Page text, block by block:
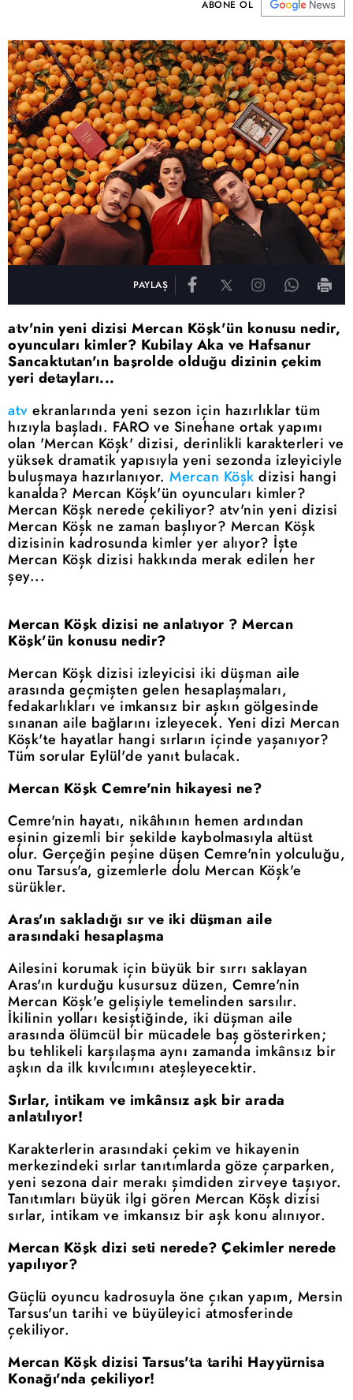
ABONE OL
PAYLAŞ
atv'nin yeni dizisi Mercan Köşk'ün konusu nedir,
oyuncuları kimler? Kubilay Aka ve Hafsanur
Sancaktutan'ın başrolde olduğu dizinin çekim
yeri detayları...
atv ekranlarında yeni sezon için hazırlıklar tüm
hızıyla başladı. FARO ve Sinehane ortak yapımı
olan 'Mercan Köşk' dizisi, derinlikli karakterleri ve
yüksek dramatik yapısıyla yeni sezonda izleyiciyle
buluşmaya hazırlanıyor. Mercan Köşk dizisi hangi
kanalda? Mercan Köşk'ün oyuncuları kimler?
Mercan Köşk nerede çekiliyor? atv'nin yeni dizisi
Mercan Köşk ne zaman başlıyor? Mercan Köşk
dizisinin kadrosunda kimler yer alıyor? İşte
Mercan Köşk dizisi hakkında merak edilen her
şey...
Mercan Köşk dizisi ne anlatıyor ? Mercan
Köşk'ün konusu nedir?
Mercan Köşk dizisi izleyicisi iki düşman aile
arasında geçmişten gelen hesaplaşmaları,
fedakarlıkları ve imkansız bir aşkın gölgesinde
sınanan aile bağlarını izleyecek. Yeni dizi Mercan
Köşk'te hayatlar hangi sırların içinde yaşanıyor?
Tüm sorular Eylül'de yanıt bulacak.
Mercan Köşk Cemre'nin hikayesi ne?
Cemre'nin hayatı, nikâhının hemen ardından
eşinin gizemli bir şekilde kaybolmasıyla altüst
olur. Gerçeğin peşine düşen Cemre'nin yolculuğu,
onu Tarsus'a, gizemlerle dolu Mercan Köşk'e
sürükler.
Aras'ın sakladığı sır ve iki düşman aile
arasındaki hesaplaşma
Ailesini korumak için büyük bir sırrı saklayan
Aras'ın kurduğu kusursuz düzen, Cemre'nin
Mercan Köşk'e gelişiyle temelinden sarsılır.
İkilinin yolları kesiştiğinde, iki düşman aile
arasında ölümcül bir mücadele baş gösterirken;
bu tehlikeli karşılaşma aynı zamanda imkânsız bir
aşkın da ilk kıvılcımını ateşleyecektir.
Sırlar, intikam ve imkânsız aşk bir arada
anlatılıyor!
Karakterlerin arasındaki çekim ve hikayenin
merkezindeki sırlar tanıtımlarda göze çarparken,
yeni sezona dair merakı şimdiden zirveye taşıyor.
Tanıtımları büyük ilgi gören Mercan Köşk dizisi
sırlar, intikam ve imkansız bir aşk konu alınıyor.
Mercan Köşk dizi seti nerede? Çekimler nerede
yapılıyor?
Güçlü oyuncu kadrosuyla öne çıkan yapım, Mersin
Tarsus'un tarihi ve büyüleyici atmosferinde
çekiliyor.
Mercan Köşk dizisi Tarsus'ta tarihi Hayyürnisa
Konağı'nda çekiliyor!